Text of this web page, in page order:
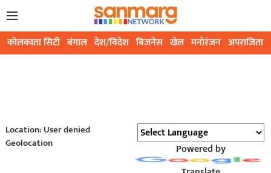
कोलकाता सिटी बंगाल देश/विदेश बिजनेस खेल मनोरंजन अपराजिता
Location: User denied
Geolocation
Powered by